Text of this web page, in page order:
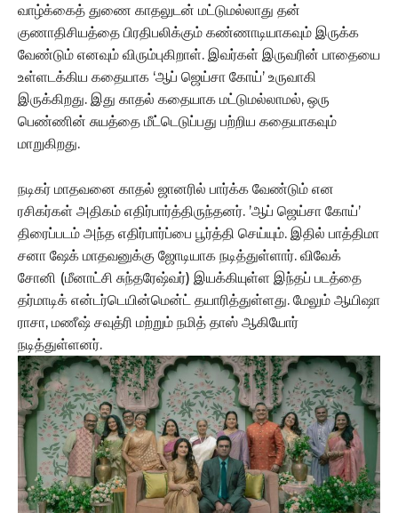
வாழ்க்கைத் துணை காதலுடன் மட்டுமல்லாது தன்
குணாதிசியத்தை பிரதிபலிக்கும் கண்ணாடியாகவும் இருக்க
வேண்டும் எனவும் விரும்புகிறாள். இவர்கள் இருவரின் பாதையை
உள்ளடக்கிய கதையாக ‘ஆப் ஜெய்சா கோய்’ உருவாகி
இருக்கிறது. இது காதல் கதையாக மட்டுமல்லாமல், ஒரு
பெண்ணின் சுயத்தை மீட்டெடுப்பது பற்றிய கதையாகவும்
மாறுகிறது.
நடிகர் மாதவனை காதல் ஜானரில் பார்க்க வேண்டும் என
ரசிகர்கள் அதிகம் எதிர்பார்த்திருந்தனர். ’ஆப் ஜெய்சா கோய்’
திரைப்படம் அந்த எதிர்பார்ப்பை பூர்த்தி செய்யும். இதில் பாத்திமா
சனா ஷேக் மாதவனுக்கு ஜோடியாக நடித்துள்ளார். விவேக்
சோனி (மீனாட்சி சுந்தரேஷ்வர்) இயக்கியுள்ள இந்தப் படத்தை
தர்மாடிக் என்டர்டெயின்மென்ட் தயாரித்துள்ளது. மேலும் ஆயிஷா
ராசா, மணீஷ் சவுத்ரி மற்றும் நமித் தாஸ் ஆகியோர்
நடித்துள்ளனர்.